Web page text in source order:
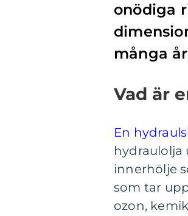
onödiga
många
Vad är
En
hydraulolja
innerhölje
som tar
ozon,